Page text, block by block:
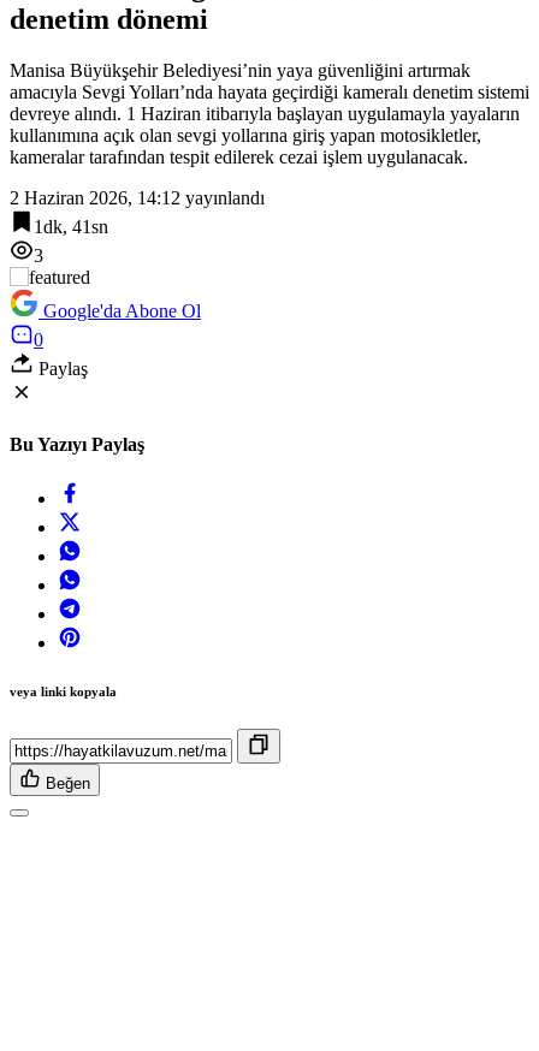
12:06
denetim dönemi
Manisa Büyükşehir Belediyesi’nin yaya güvenliğini artırmak
amacıyla Sevgi Yolları’nda hayata geçirdiği kameralı denetim sistemi
devreye alındı. 1 Haziran itibarıyla başlayan uygulamayla yayaların
kullanımına açık olan sevgi yollarına giriş yapan motosikletler,
kameralar tarafından tespit edilerek cezai işlem uygulanacak.
2 Haziran 2026, 14:12 yayınlandı
1dk, 41sn
3
Google'da Abone Ol
0
Paylaş
Bu Yazıyı Paylaş
veya linki kopyala
Beğen